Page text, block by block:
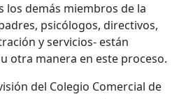
los demás miembros de la
psicólogos, directivos,
y servicios- están
otra manera en este proceso.
del Colegio Comercial de